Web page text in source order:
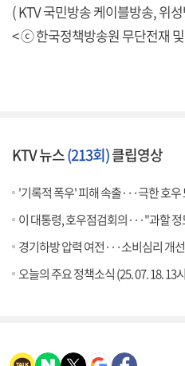
( KTV 국민방송 케이블방송, 위
< ⓒ 한국정책방송원 무단전재
KTV 뉴스(213회)클립영상
'기록적 폭우' 피해 속출···극한 호우
이 대통령, 호우점검회의···"과할
경기하방 압력 여전···소비심리 개
오늘의 주요 정책소식 (25. 07. 18. 13